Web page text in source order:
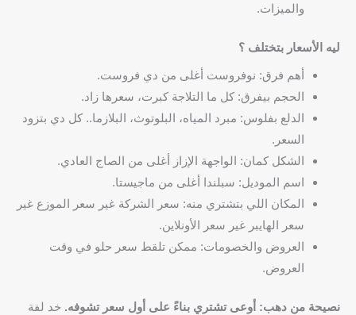
والميزات.
ليه الأسعار بتختلف ؟
أهم فرق: نوفروست أغلى من دي فروست.
الحجم بيفرق: كل ما التلاجة كبرت، سعرها زاد.
الدلع بفلوس: مبرد المياه، البلوتوث، البلازما.. كل دي بتزود
السعر.
الشكل كمان: الواجهة الإزاز أغلى من الصاج العادي.
اسم الموديل: سبلندا أغلى من ماجيستا.
المكان اللي بتشتري منه: سعر الشركة غير سعر الموزع غير
سعر الهايبر غير سعر الأونلاين.
العروض والخصومات: ممكن تلقط سعر حلو في وقت
العروض.
نصيحة من دهب: أوعى تشتري بناءً على أول سعر تشوفه. خد لفة